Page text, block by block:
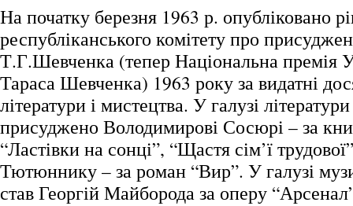
На початку березня 1963 р. опубліковано
республіканського комітету про
Т.Г.Шевченка (тепер Національна премія
Тараса Шевченка) 1963 року за видатні
літератури і мистецтва. У галузі
присуджено Володимирові Сосюрі – за
“Ластівки на сонці”, “Щастя сім’ї
Тютюннику – за роман “Вир”. У галузі
став Георгій Майборода за оперу